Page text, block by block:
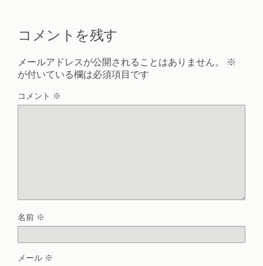
コメントを残す
メールアドレスが公開されることはありません。
※
が付いている欄は必須項目です
コメント ※
名前 ※
メール ※